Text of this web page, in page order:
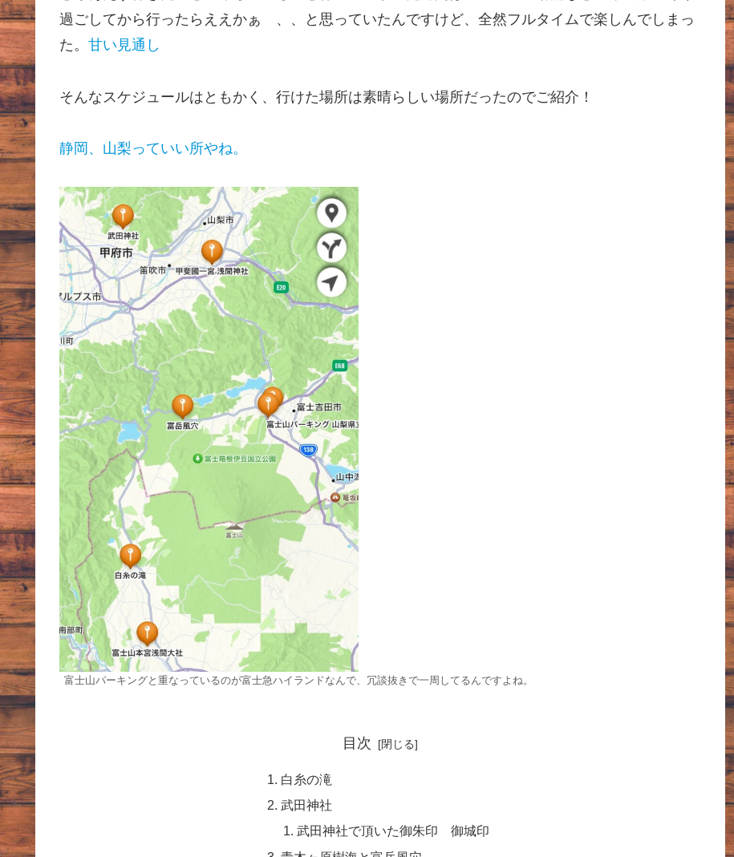
過ごしてから行ったらええかぁ 、、と思っていたんですけど、全然フルタイムで楽しんでしまっ
た。 甘い見通し
そんなスケジュールはともかく、行けた場所は素晴らしい場所だったのでご紹介！
静岡、山梨っていい所やね。
富士山パーキングと重なっているのが富士急ハイランドなんで、冗談抜きで一周してるんですよね。
目次
白糸の滝
武田神社
武田神社で頂いた御朱印 御城印